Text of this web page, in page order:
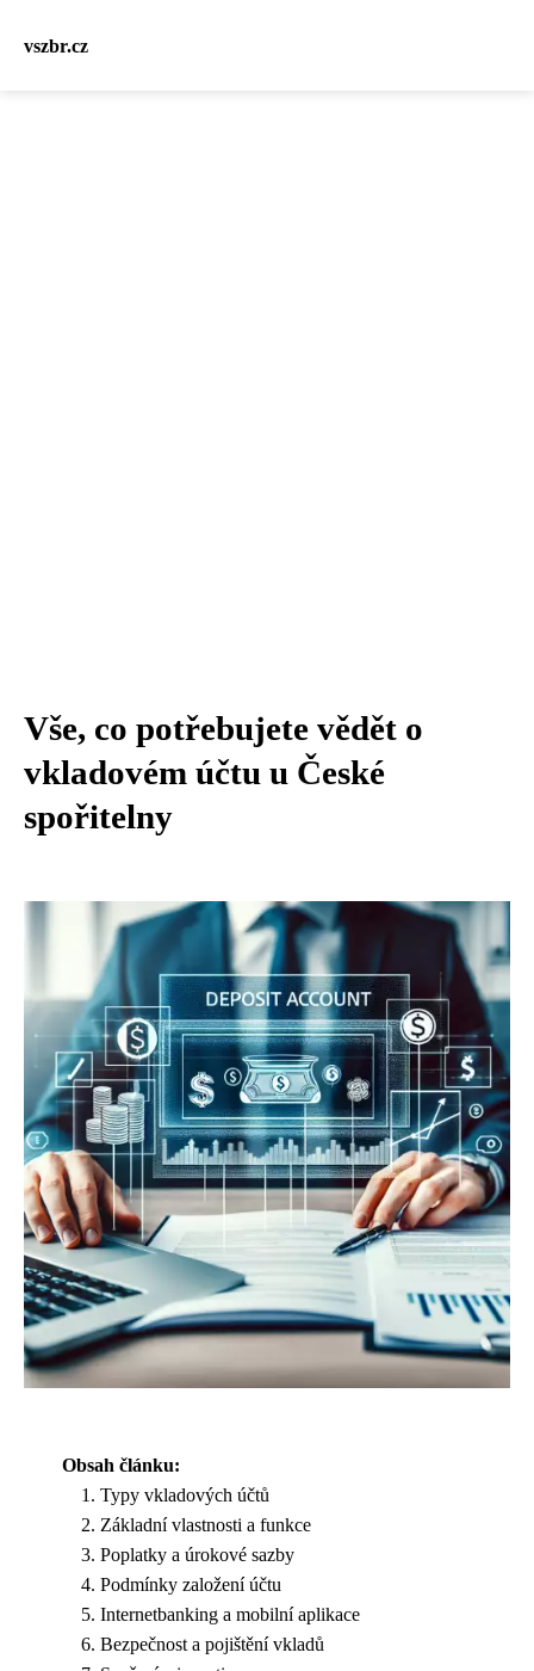
vszbr.cz
Vše, co potřebujete vědět o
vkladovém účtu u České
spořitelny
Obsah článku:
Typy vkladových účtů
Základní vlastnosti a funkce
Poplatky a úrokové sazby
Podmínky založení účtu
Internetbanking a mobilní aplikace
Bezpečnost a pojištění vkladů